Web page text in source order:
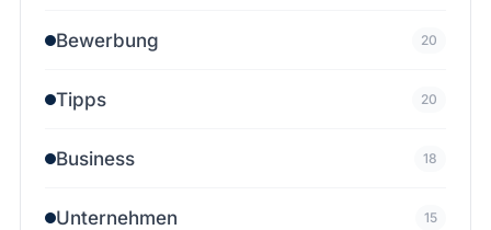
Bewerbung 20
Tipps 20
Business 18
Unternehmen 15